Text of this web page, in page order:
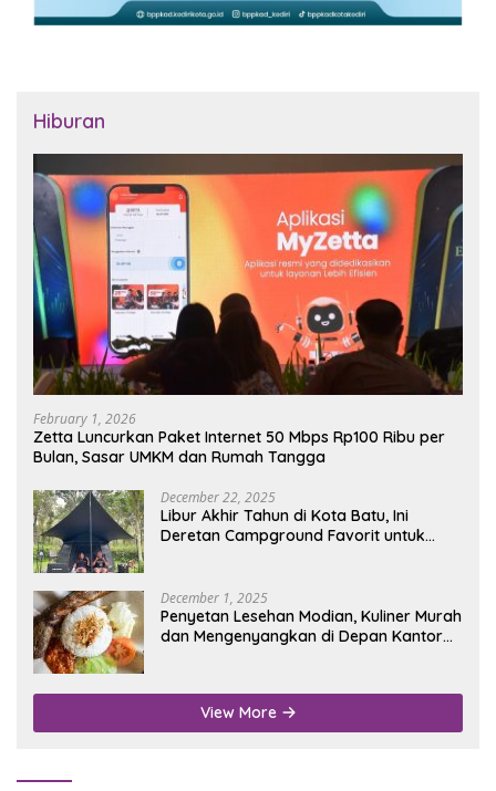
Hiburan
February 1, 2026
Zetta Luncurkan Paket Internet 50 Mbps Rp100 Ribu per
Bulan, Sasar UMKM dan Rumah Tangga
December 22, 2025
Libur Akhir Tahun di Kota Batu, Ini
Deretan Campground Favorit untuk
December 1, 2025
Penyetan Lesehan Modian, Kuliner Murah
dan Mengenyangkan di Depan Kantor
View More